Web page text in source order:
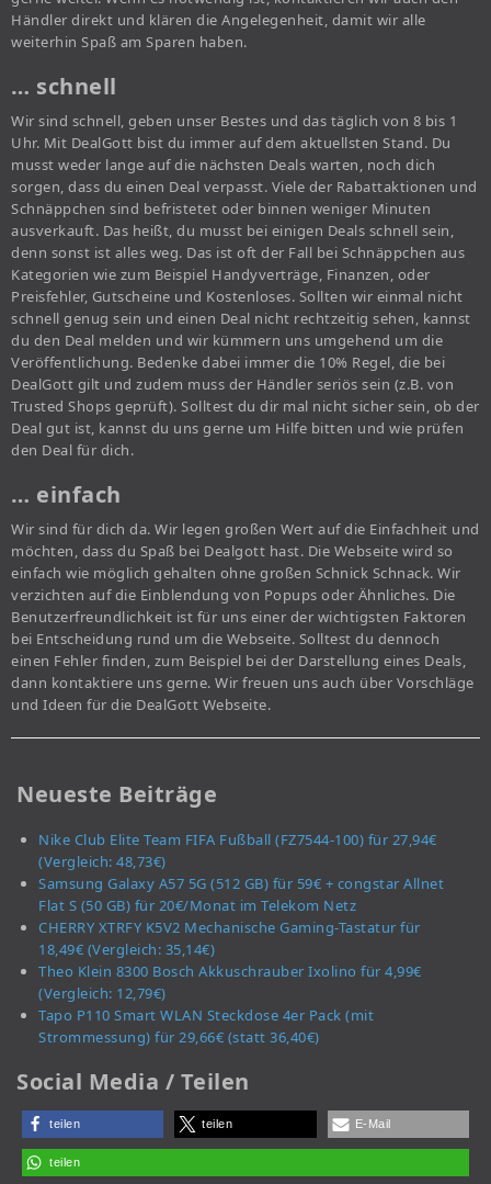
Händler direkt und klären die Angelegenheit, damit wir alle
weiterhin Spaß am Sparen haben.
… schnell
Wir sind schnell, geben unser Bestes und das täglich von 8 bis 1
Uhr. Mit DealGott bist du immer auf dem aktuellsten Stand. Du
musst weder lange auf die nächsten Deals warten, noch dich
sorgen, dass du einen Deal verpasst. Viele der Rabattaktionen und
Schnäppchen sind befristetet oder binnen weniger Minuten
ausverkauft. Das heißt, du musst bei einigen Deals schnell sein,
denn sonst ist alles weg. Das ist oft der Fall bei Schnäppchen aus
Kategorien wie zum Beispiel Handyverträge, Finanzen, oder
Preisfehler, Gutscheine und Kostenloses. Sollten wir einmal nicht
schnell genug sein und einen Deal nicht rechtzeitig sehen, kannst
du den Deal melden und wir kümmern uns umgehend um die
Veröffentlichung. Bedenke dabei immer die 10% Regel, die bei
DealGott gilt und zudem muss der Händler seriös sein (z.B. von
Trusted Shops geprüft). Solltest du dir mal nicht sicher sein, ob der
Deal gut ist, kannst du uns gerne um Hilfe bitten und wie prüfen
den Deal für dich.
… einfach
Wir sind für dich da. Wir legen großen Wert auf die Einfachheit und
möchten, dass du Spaß bei Dealgott hast. Die Webseite wird so
einfach wie möglich gehalten ohne großen Schnick Schnack. Wir
verzichten auf die Einblendung von Popups oder Ähnliches. Die
Benutzerfreundlichkeit ist für uns einer der wichtigsten Faktoren
bei Entscheidung rund um die Webseite. Solltest du dennoch
einen Fehler finden, zum Beispiel bei der Darstellung eines Deals,
dann kontaktiere uns gerne. Wir freuen uns auch über Vorschläge
und Ideen für die DealGott Webseite.
Neueste Beiträge
Nike Club Elite Team FIFA Fußball (FZ7544-100) für 27,94€
(Vergleich: 48,73€)
Samsung Galaxy A57 5G (512 GB) für 59€ + congstar Allnet
Flat S (50 GB) für 20€/Monat im Telekom Netz
CHERRY XTRFY K5V2 Mechanische Gaming-Tastatur für
18,49€ (Vergleich: 35,14€)
Theo Klein 8300 Bosch Akkuschrauber Ixolino für 4,99€
(Vergleich: 12,79€)
Tapo P110 Smart WLAN Steckdose 4er Pack (mit
Strommessung) für 29,66€ (statt 36,40€)
Social Media / Teilen
teilen teilen E-Mail
teilen